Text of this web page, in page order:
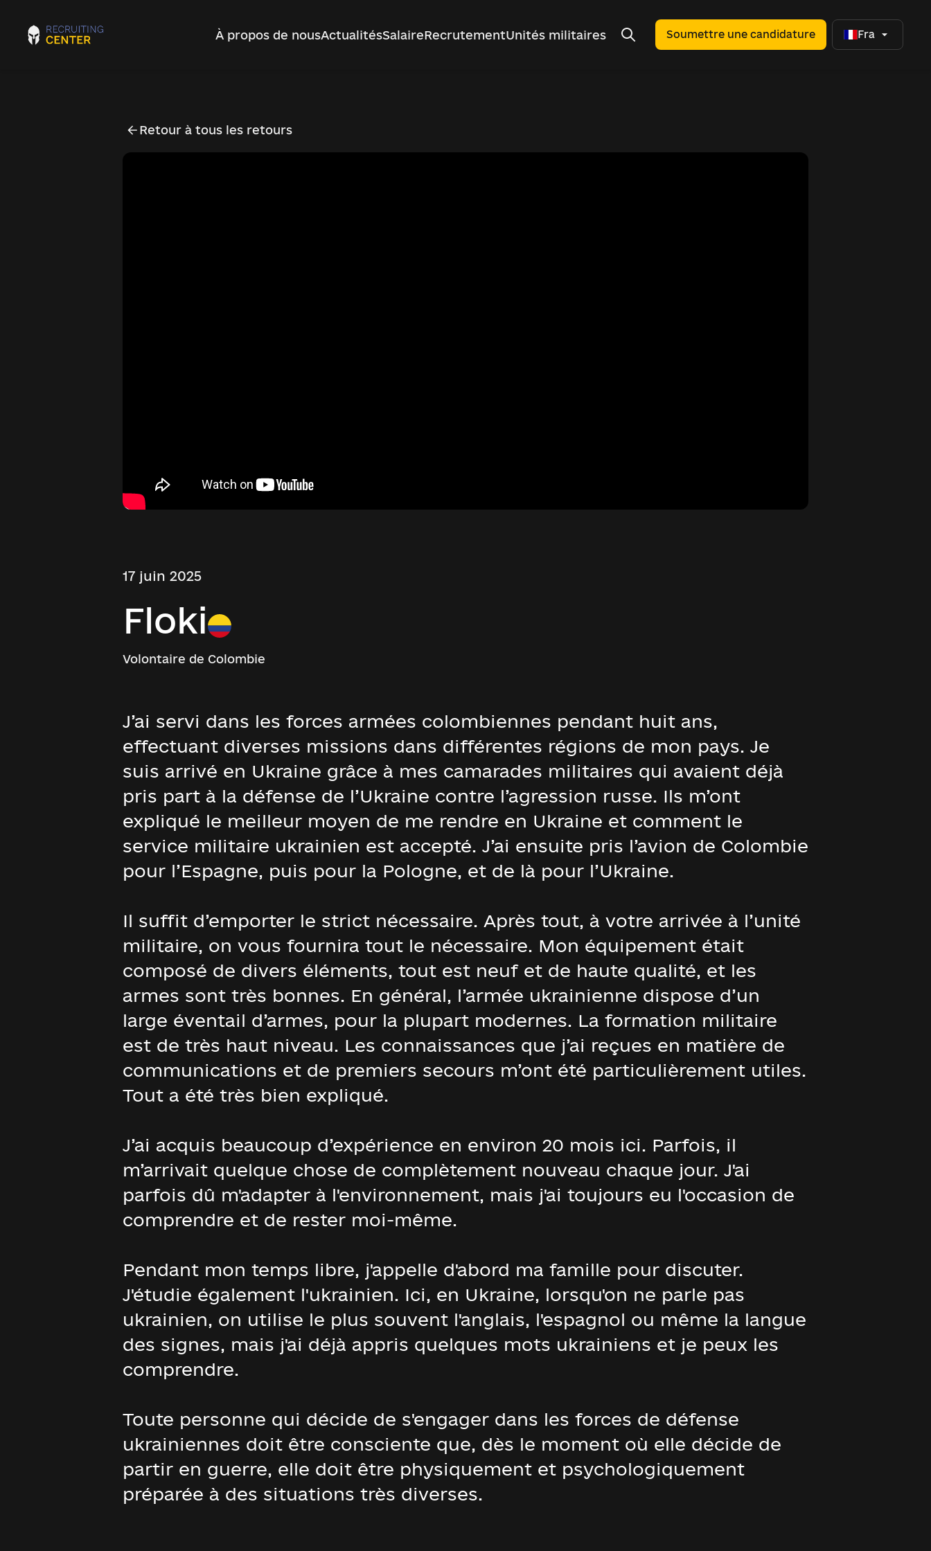
À propos de nousActualitésSalaireRecrutementUnités militaires Soumettre une candidature Fra
Retour à tous les retours
17 juin 2025
Floki
Volontaire de Colombie
J’ai servi dans les forces armées colombiennes pendant huit ans,
effectuant diverses missions dans différentes régions de mon pays. Je
suis arrivé en Ukraine grâce à mes camarades militaires qui avaient déjà
pris part à la défense de l’Ukraine contre l’agression russe. Ils m’ont
expliqué le meilleur moyen de me rendre en Ukraine et comment le
service militaire ukrainien est accepté. J’ai ensuite pris l’avion de Colombie
pour l’Espagne, puis pour la Pologne, et de là pour l’Ukraine.
Il suffit d’emporter le strict nécessaire. Après tout, à votre arrivée à l’unité
militaire, on vous fournira tout le nécessaire. Mon équipement était
composé de divers éléments, tout est neuf et de haute qualité, et les
armes sont très bonnes. En général, l’armée ukrainienne dispose d’un
large éventail d’armes, pour la plupart modernes. La formation militaire
est de très haut niveau. Les connaissances que j’ai reçues en matière de
communications et de premiers secours m’ont été particulièrement utiles.
Tout a été très bien expliqué.
J’ai acquis beaucoup d’expérience en environ 20 mois ici. Parfois, il
m’arrivait quelque chose de complètement nouveau chaque jour. J'ai
parfois dû m'adapter à l'environnement, mais j'ai toujours eu l'occasion de
comprendre et de rester moi-même.
Pendant mon temps libre, j'appelle d'abord ma famille pour discuter.
J'étudie également l'ukrainien. Ici, en Ukraine, lorsqu'on ne parle pas
ukrainien, on utilise le plus souvent l'anglais, l'espagnol ou même la langue
des signes, mais j'ai déjà appris quelques mots ukrainiens et je peux les
comprendre.
Toute personne qui décide de s'engager dans les forces de défense
ukrainiennes doit être consciente que, dès le moment où elle décide de
partir en guerre, elle doit être physiquement et psychologiquement
préparée à des situations très diverses.